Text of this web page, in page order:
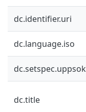
dc.identifier.uri
dc.language.iso
dc.setspec.uppsok
dc.title